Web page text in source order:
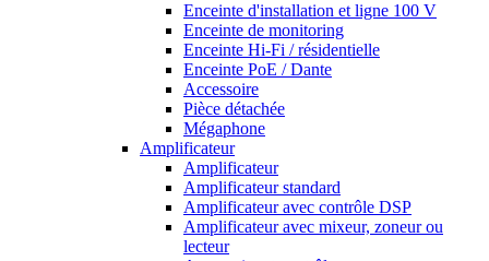
Enceinte d'installation et ligne 100 V
Enceinte de monitoring
Enceinte Hi-Fi / résidentielle
Enceinte PoE / Dante
Accessoire
Pièce détachée
Mégaphone
Amplificateur
Amplificateur
Amplificateur standard
Amplificateur avec contrôle DSP
Amplificateur avec mixeur, zoneur ou
lecteur